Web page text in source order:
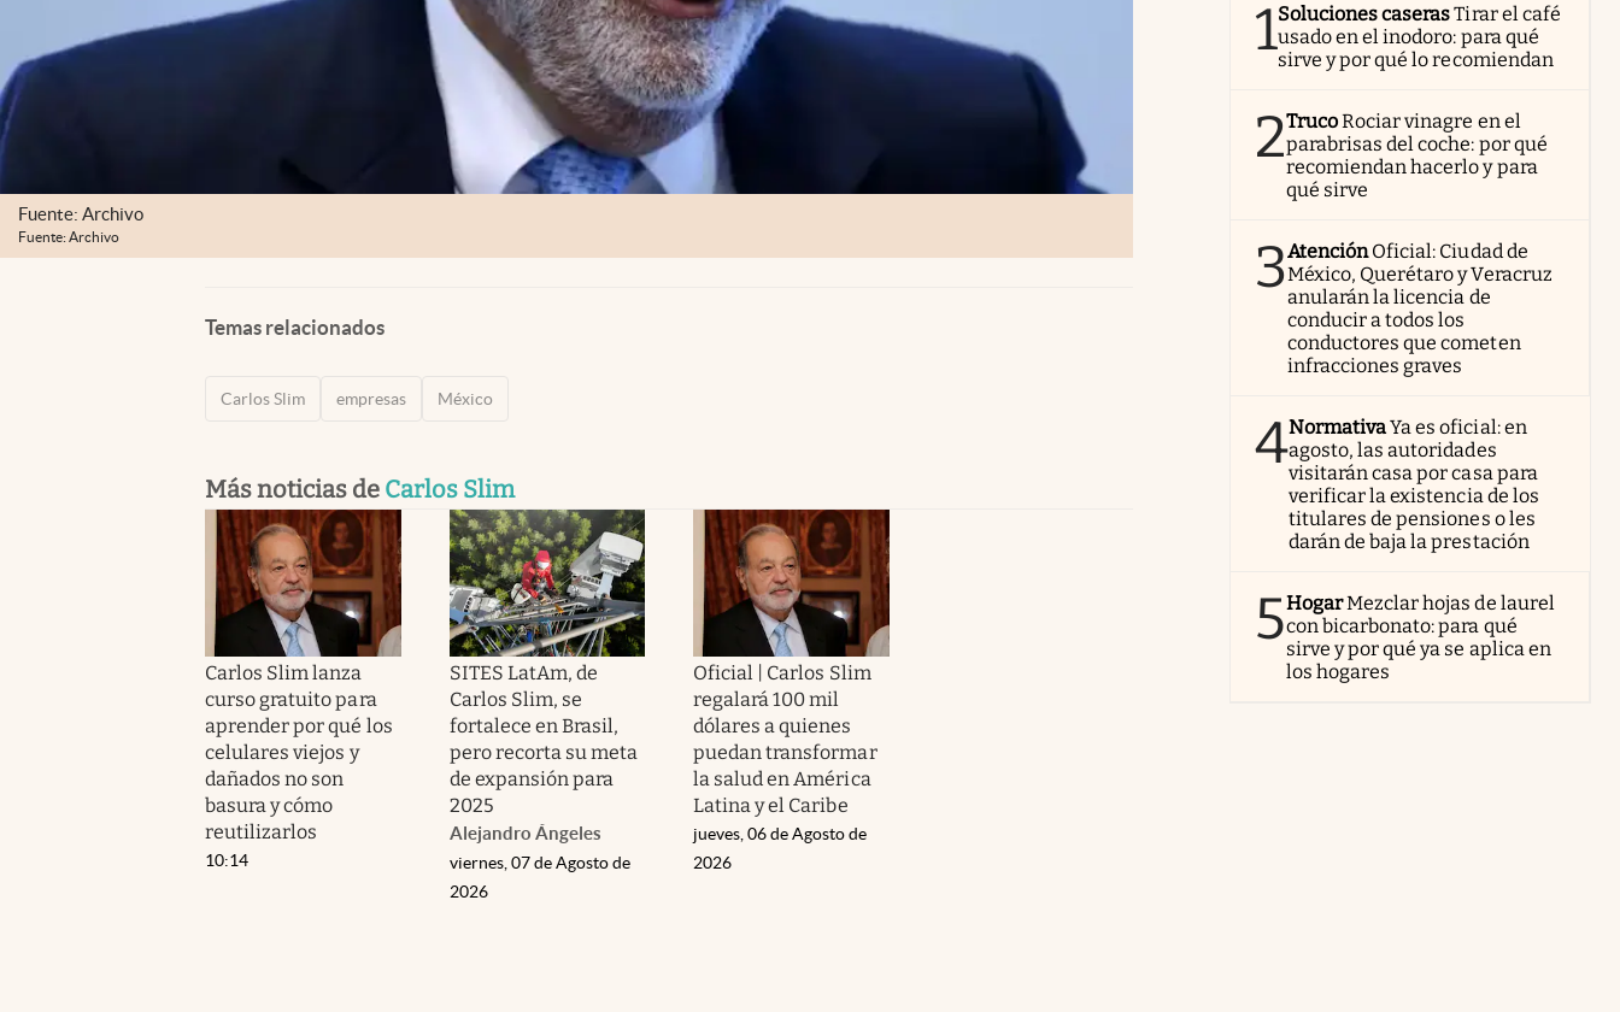
Fuente: Archivo
Fuente: Archivo
Temas relacionados
Carlos Slim empresas México
Más noticias de Carlos Slim
Carlos Slim lanza
curso gratuito para
aprender por qué los
celulares viejos y
dañados no son
basura y cómo
reutilizarlos
10:14
SITES LatAm, de
Carlos Slim, se
fortalece en Brasil,
pero recorta su meta
de expansión para
2025
Alejandro Ángeles
viernes, 07 de Agosto de
2026
Oficial | Carlos Slim
regalará 100 mil
dólares a quienes
puedan transformar
la salud en América
Latina y el Caribe
jueves, 06 de Agosto de
2026
1Soluciones caserasTirar el café
usado en el inodoro: para qué
sirve y por qué lo recomiendan
2TrucoRociar vinagre en el
parabrisas del coche: por qué
recomiendan hacerlo y para
qué sirve
3AtenciónOficial: Ciudad de
México, Querétaro y Veracruz
anularán la licencia de
conducir a todos los
conductores que cometen
infracciones graves
4NormativaYa es oficial: en
agosto, las autoridades
visitarán casa por casa para
verificar la existencia de los
titulares de pensiones o les
darán de baja la prestación
5HogarMezclar hojas de laurel
con bicarbonato: para qué
sirve y por qué ya se aplica en
los hogares